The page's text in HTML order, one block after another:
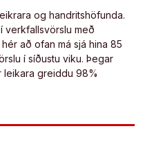
og handritshöfunda.
verkfallsvörslu með
að ofan má sjá hina 85
í síðustu viku. Þegar
leikara greiddu 98%